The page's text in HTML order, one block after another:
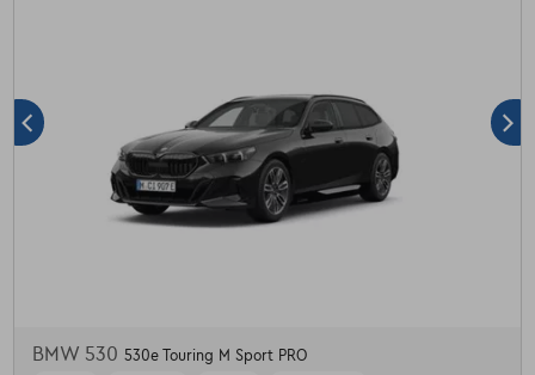
BMW 530 530e Touring M Sport PRO